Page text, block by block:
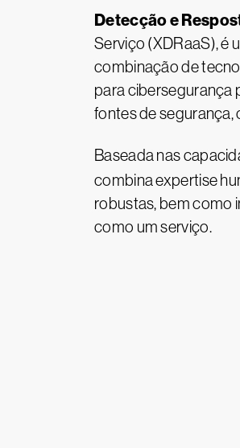
Detecção e
Serviço (XDRaaS), é
combinação de
para cibersegurança
fontes de segurança,
Baseada nas
combina expertise
robustas, bem como
como um serviço.